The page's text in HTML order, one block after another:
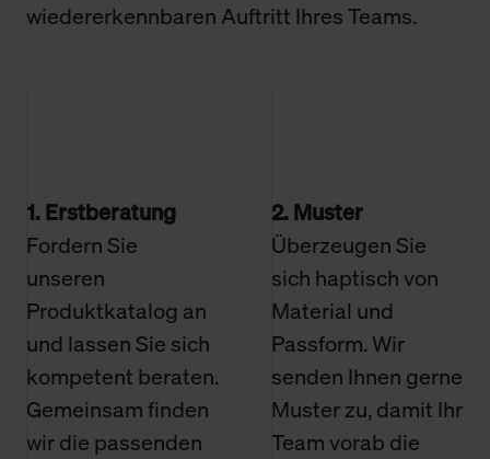
wiedererkennbaren Auftritt Ihres Teams.
1. Erstberatung
Fordern Sie
unseren
Produktkatalog an
und lassen Sie sich
kompetent beraten.
Gemeinsam finden
wir die passenden
2. Muster
Überzeugen Sie
sich haptisch von
Material und
Passform. Wir
senden Ihnen gerne
Muster zu, damit Ihr
Team vorab die